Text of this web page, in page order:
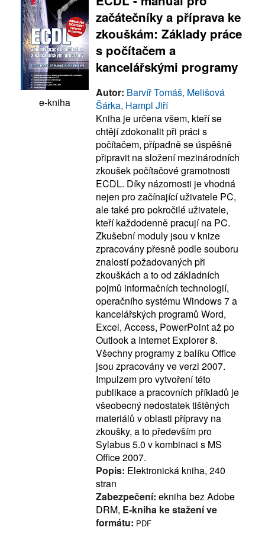
e-kniha
začátečníky a příprava ke
zkouškám: Základy práce
s počítačem a
kancelářskými programy
Autor: Barvíř Tomáš, Melišová
Šárka, Hampl Jiří
Kniha je určena všem, kteří se
chtějí zdokonalit při práci s
počítačem, případně se úspěšně
připravit na složení mezinárodních
zkoušek počítačové gramotnosti
ECDL. Díky názornosti je vhodná
nejen pro začínající uživatele PC,
ale také pro pokročilé uživatele,
kteří každodenně pracují na PC.
Zkušební moduly jsou v knize
zpracovány přesně podle souboru
znalostí požadovaných při
zkouškách a to od základních
pojmů informačních technologií,
operačního systému Windows 7 a
kancelářských programů Word,
Excel, Access, PowerPoint až po
Outlook a Internet Explorer 8.
Všechny programy z balíku Office
jsou zpracovány ve verzi 2007.
Impulzem pro vytvoření této
publikace a pracovních příkladů je
všeobecný nedostatek tištěných
materiálů v oblasti přípravy na
zkoušky, a to především pro
Sylabus 5.0 v kombinaci s MS
Office 2007.
Popis: Elektronická kniha, 240
stran
Zabezpečení: ekniha bez Adobe
DRM, E-kniha ke stažení ve
formátu: PDF